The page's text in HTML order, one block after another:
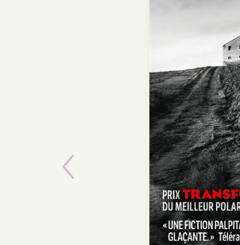
Previous